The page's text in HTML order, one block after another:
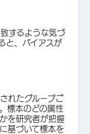
するような気づ
と、バイアスが
れたグループご
標本のどの属性
を研究者が把握
基づいて標本を